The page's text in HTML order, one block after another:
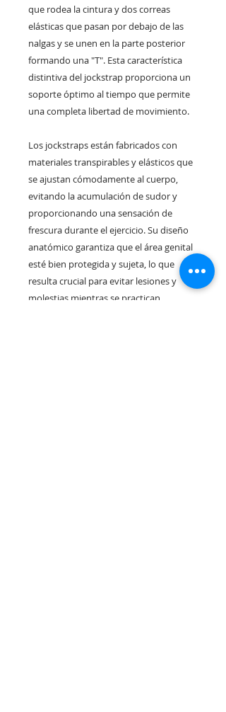
que rodea la cintura y dos correas
elásticas que pasan por debajo de las
nalgas y se unen en la parte posterior
formando una "T". Esta característica
distintiva del jockstrap proporciona un
soporte óptimo al tiempo que permite
una completa libertad de movimiento.
Los jockstraps están fabricados con
materiales transpirables y elásticos que
se ajustan cómodamente al cuerpo,
evitando la acumulación de sudor y
proporcionando una sensación de
frescura durante el ejercicio. Su diseño
anatómico garantiza que el área genital
esté bien protegida y sujeta, lo que
resulta crucial para evitar lesiones y
molestias mientras se practican